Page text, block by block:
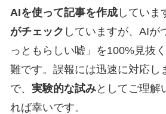
AIを使って記事を作成 していま
がチェック していますが、AIが
っともらしい嘘」を100%見抜
難です。誤報には迅速に対応し
で、 実験的な試みとしてご理解
れば幸いです。